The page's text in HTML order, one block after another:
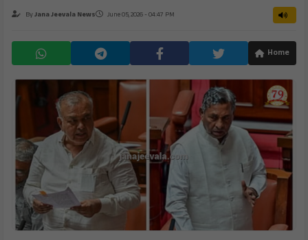
ByJana Jeevala News June 05, 2026 - 04:47 PM
Home